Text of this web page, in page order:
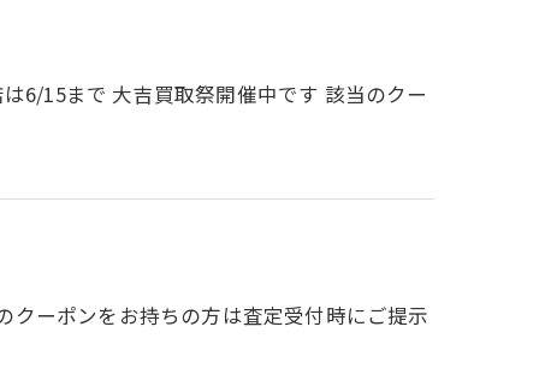
6/15まで 大吉買取祭開催中です 該当のクー
ーポンをお持ちの方は査定受付時にご提示